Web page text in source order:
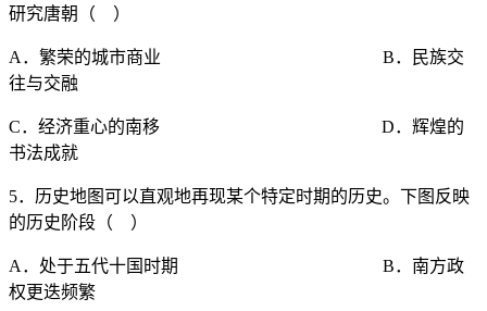
研究唐朝（ ）
A．繁荣的城市商业 B．民族交
往与交融
C．经济重心的南移 D．辉煌的
书法成就
5．历史地图可以直观地再现某个特定时期的历史。下图反映
的历史阶段（ ）
A．处于五代十国时期 B．南方政
权更迭频繁